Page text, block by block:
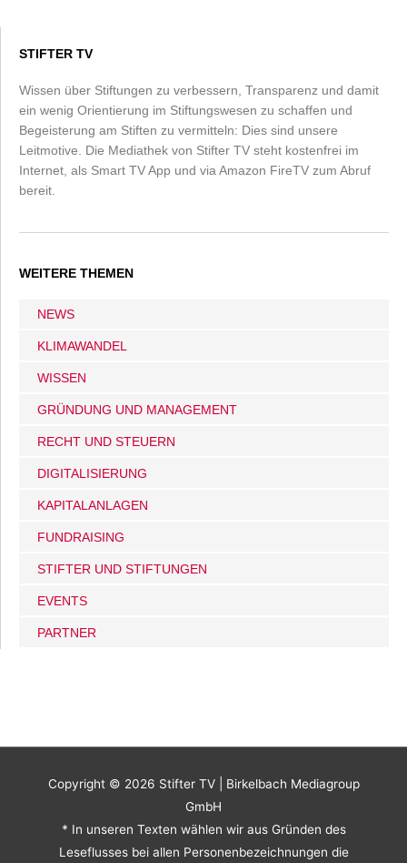
STIFTER TV
Wissen über Stiftungen zu verbessern, Transparenz und damit
ein wenig Orientierung im Stiftungswesen zu schaffen und
Begeisterung am Stiften zu vermitteln: Dies sind unsere
Leitmotive. Die Mediathek von Stifter TV steht kostenfrei im
Internet, als Smart TV App und via Amazon FireTV zum Abruf
bereit.
WEITERE THEMEN
NEWS
KLIMAWANDEL
WISSEN
GRÜNDUNG UND MANAGEMENT
RECHT UND STEUERN
DIGITALISIERUNG
KAPITALANLAGEN
FUNDRAISING
STIFTER UND STIFTUNGEN
EVENTS
PARTNER
Copyright © 2026 Stifter TV| Birkelbach Mediagroup
GmbH
* In unseren Texten wählen wir aus Gründen des
Leseflusses bei allen Personenbezeichnungen die